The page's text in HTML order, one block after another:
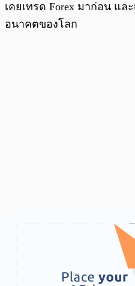
เคยเทรด Forex มาก่อน แล
อนาคตของโลก